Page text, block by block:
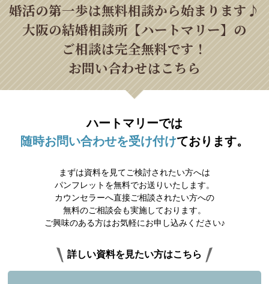
婚活の第一歩は無料相談から始まります♪
大阪の結婚相談所【ハートマリー】の
ご相談は完全無料です！
お問い合わせはこちら
ハートマリーでは
随時お問い合わせを受け付けております。
まずは資料を見てご検討されたい方へは
パンフレットを無料でお送りいたします。
カウンセラーへ直接ご相談されたい方への
無料のご相談会も実施しております。
ご興味のある方はお気軽にお申し込みください♪
詳しい資料を見たい方はこちら